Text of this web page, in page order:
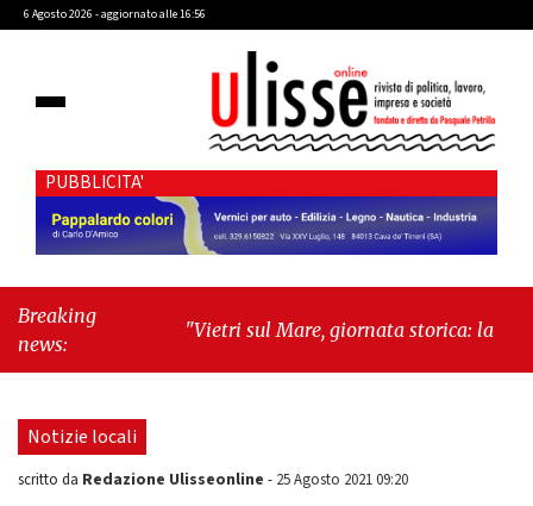
6 Agosto 2026 - aggiornato alle 16:56
PUBBLICITA'
Breaking
news:
"Vietri sul Mare, giornata storica: la ceramica
Notizie locali
scritto da Redazione Ulisseonline - 25 Agosto 2021 09:20